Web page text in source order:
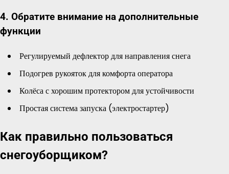
4. Обратите внимание на дополнительные
функции
Регулируемый дефлектор для направления снега
Подогрев рукояток для комфорта оператора
Колёса с хорошим протектором для устойчивости
Простая система запуска (электростартер)
Как правильно пользоваться
снегоуборщиком?